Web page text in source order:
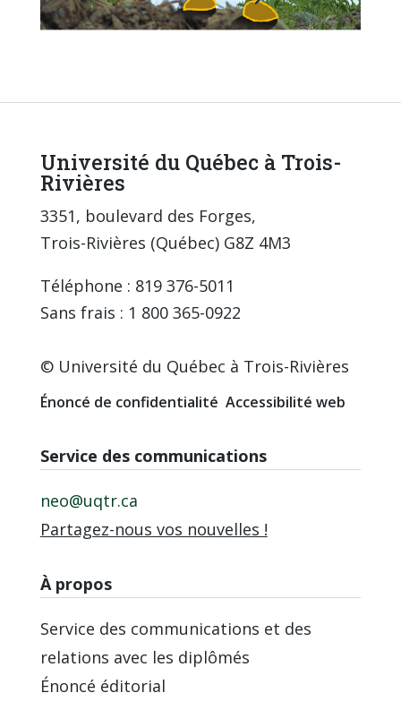
Université du Québec à Trois-
Rivières
3351, boulevard des Forges,
Trois-Rivières (Québec) G8Z 4M3
Téléphone : 819 376-5011
Sans frais : 1 800 365-0922
© Université du Québec à Trois-Rivières
Énoncé de confidentialité Accessibilité web
Service des communications
neo@uqtr.ca
Partagez-nous vos nouvelles !
À propos
Service des communications et des
relations avec les diplômés
Énoncé éditorial